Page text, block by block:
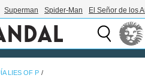
Superman Spider-Man El Señor de los
LIES OF P